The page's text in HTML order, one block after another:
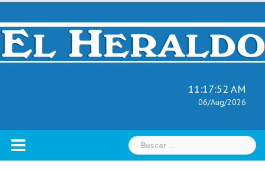
Skip
content
11:17:53 AM
06/Aug/2026
Buscar: